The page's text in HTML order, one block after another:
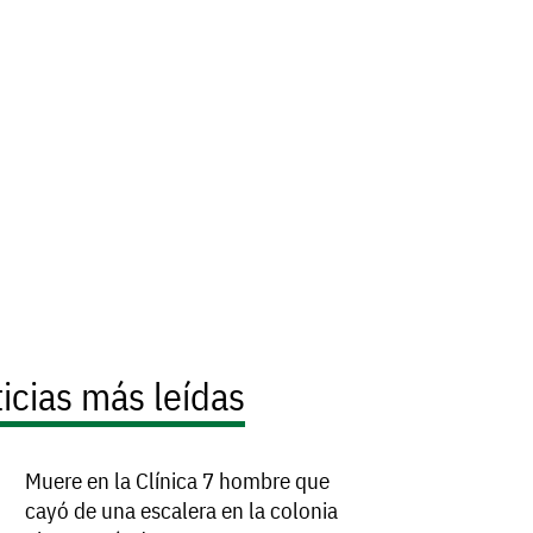
más leídas
Muere en la Clínica 7 hombre que
cayó de una escalera en la colonia